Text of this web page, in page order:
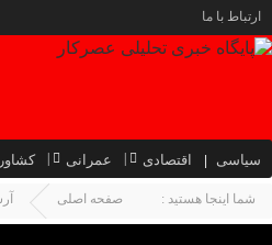
ارتباط با ما
سیاسی اقتصادی عمرانی
شما اینجا هستید : صفحه اصلی